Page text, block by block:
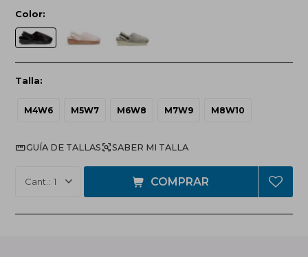
Color:
Talla:
M4W6 M5W7 M6W8 M7W9 M8W10
GUÍA DE TALLAS
1 COMPRAR